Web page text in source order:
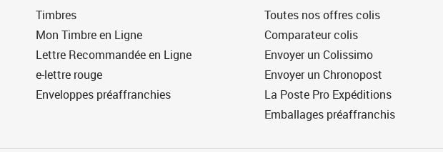
Timbres
Mon Timbre en Ligne
Lettre Recommandée en Ligne
e-lettre rouge
Enveloppes préaffranchies
Toutes nos offres colis
Comparateur colis
Envoyer un Colissimo
Envoyer un Chronopost
La Poste Pro Expéditions
Emballages préaffranchis